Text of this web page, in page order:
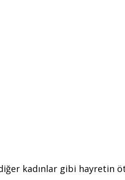
kadınlar gibi hayretin